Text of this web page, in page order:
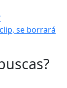
se borrará